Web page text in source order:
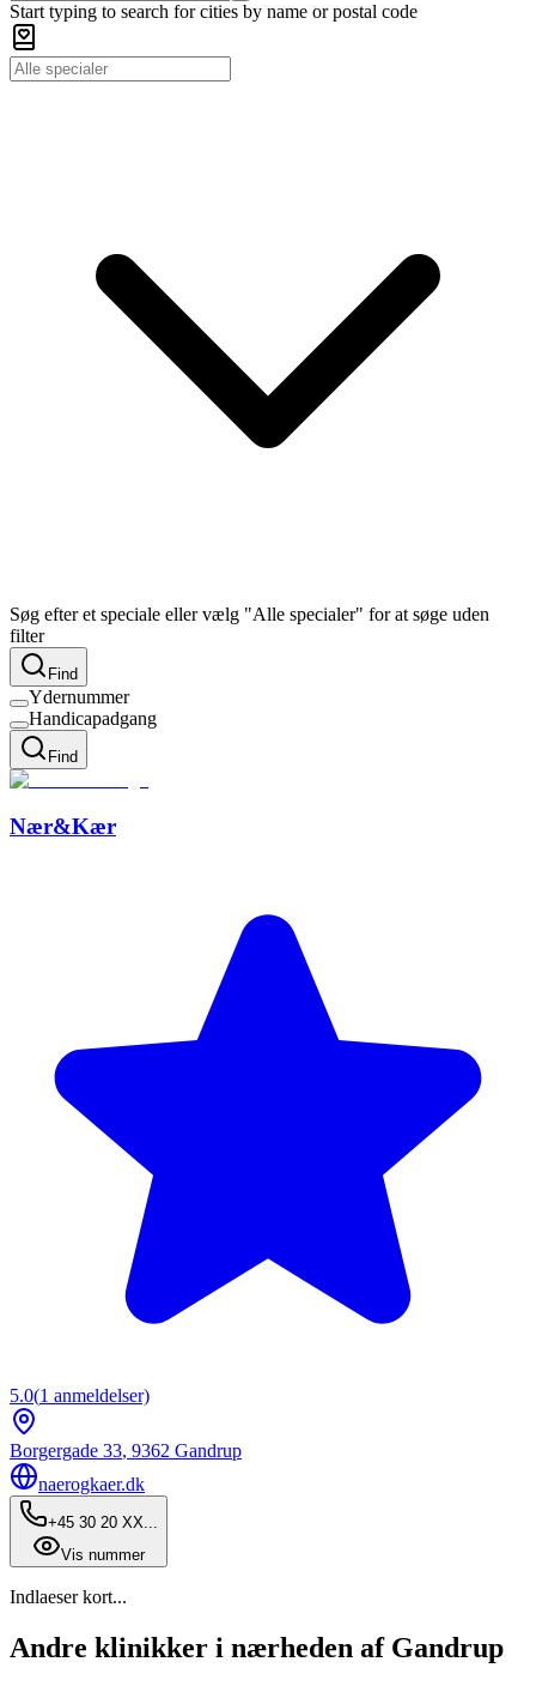
Start typing to search for cities by name or postal code
Søg efter et speciale eller vælg "Alle specialer" for at søge uden
filter
Find
Ydernummer
Handicapadgang
Find
Nær&Kær
5.0(1 anmeldelser)
Borgergade 33, 9362 Gandrup
naerogkaer.dk
+45 30 20 XX...
Vis nummer
Indlaeser kort...
Andre klinikker i nærheden af Gandrup